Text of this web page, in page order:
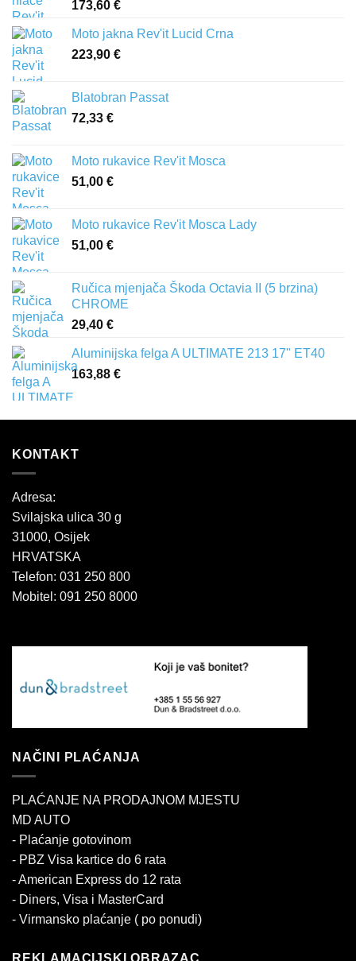
173,60 €
Moto jakna Rev'it Lucid Crna
223,90 €
Blatobran Passat
72,33 €
Moto rukavice Rev'it Mosca
51,00 €
Moto rukavice Rev'it Mosca Lady
51,00 €
Ručica mjenjača Škoda Octavia II (5 brzina)
CHROME
29,40 €
Aluminijska felga A ULTIMATE 213 17" ET40
163,88 €
KONTAKT
Adresa:
Svilajska ulica 30 g
31000, Osijek
HRVATSKA
Telefon: 031 250 800
Mobitel: 091 250 8000
NAČINI PLAĆANJA
PLAĆANJE NA PRODAJNOM MJESTU
MD AUTO
- Plaćanje gotovinom
- PBZ Visa kartice do 6 rata
- American Express do 12 rata
- Diners, Visa i MasterCard
- Virmansko plaćanje ( po ponudi)
REKLAMACIJSKI OBRAZAC